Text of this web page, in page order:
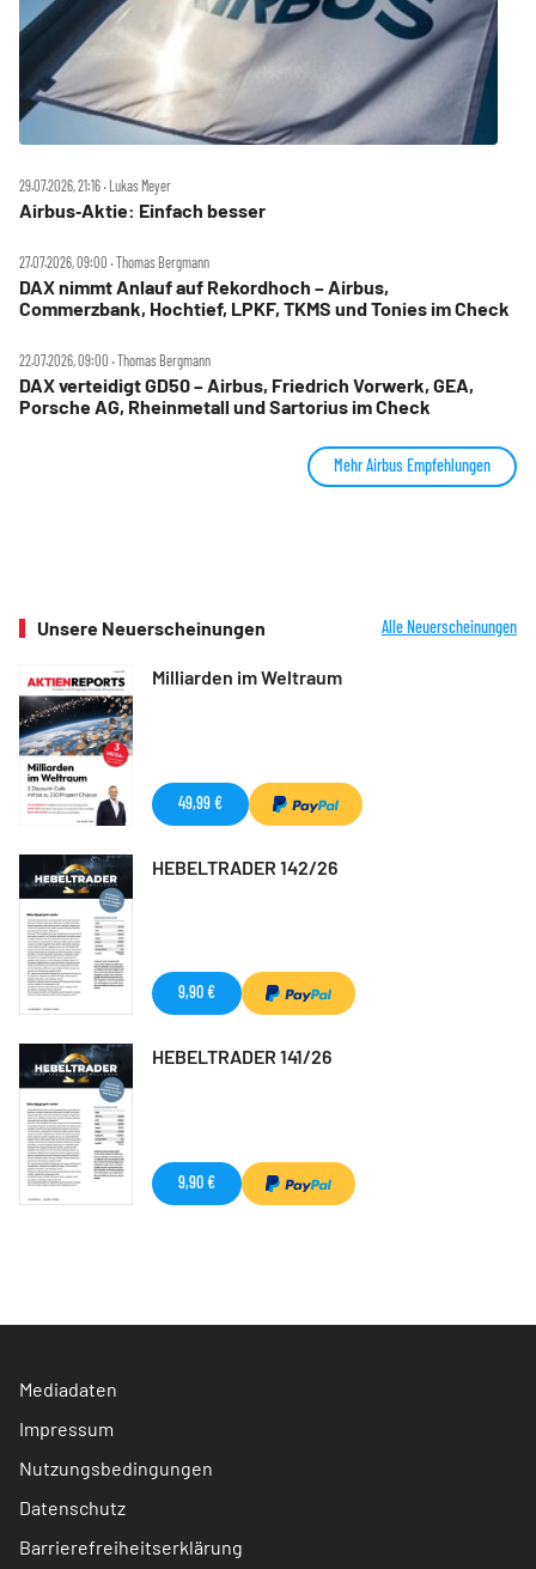
29.07.2026, 21:16 ‧ Lukas Meyer
Airbus‑Aktie: Einfach besser
27.07.2026, 09:00 ‧ Thomas Bergmann
DAX nimmt Anlauf auf Rekordhoch – Airbus,
Commerzbank, Hochtief, LPKF, TKMS und Tonies im Check
22.07.2026, 09:00 ‧ Thomas Bergmann
DAX verteidigt GD50 – Airbus, Friedrich Vorwerk, GEA,
Porsche AG, Rheinmetall und Sartorius im Check
Mehr Airbus Empfehlungen
Unsere Neuerscheinungen Alle Neuerscheinungen
Milliarden im Weltraum
49,99 €
HEBELTRADER 142/26
9,90 €
HEBELTRADER 141/26
9,90 €
Mediadaten
Impressum
Nutzungsbedingungen
Datenschutz
Barrierefreiheitserklärung